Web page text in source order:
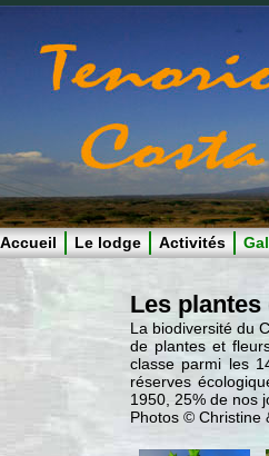
Accueil Le lodge Activités
Les plantes
La biodiversité du
de plantes et
classe parmi les
réserves
1950, 25% de nos
Photos © Christine